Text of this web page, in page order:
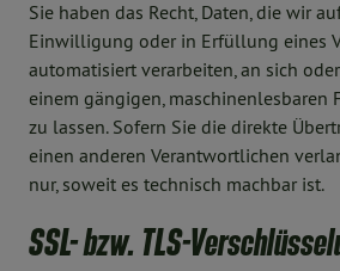
Sie haben das Recht, Daten, die wir
Einwilligung oder in Erfüllung eines
automatisiert verarbeiten, an sich
einem gängigen, maschinenlesbaren
zu lassen. Sofern Sie die direkte
einen anderen Verantwortlichen
nur, soweit es technisch machbar ist.
SSL- bzw. TLS-